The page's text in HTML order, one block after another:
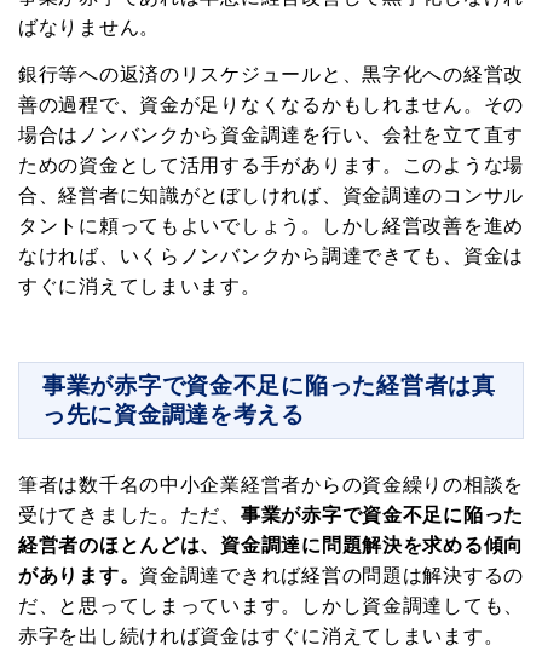
ばなりません。
銀行等への返済のリスケジュールと、黒字化への経営改
善の過程で、資金が足りなくなるかもしれません。その
場合はノンバンクから資金調達を行い、会社を立て直す
ための資金として活用する手があります。このような場
合、経営者に知識がとぼしければ、資金調達のコンサル
タントに頼ってもよいでしょう。しかし経営改善を進め
なければ、いくらノンバンクから調達できても、資金は
すぐに消えてしまいます。
事業が赤字で資金不足に陥った経営者は真
っ先に資金調達を考える
筆者は数千名の中小企業経営者からの資金繰りの相談を
受けてきました。ただ、 事業が赤字で資金不足に陥った
経営者のほとんどは、資金調達に問題解決を求める傾向
があります。 資金調達できれば経営の問題は解決するの
だ、と思ってしまっています。しかし資金調達しても、
赤字を出し続ければ資金はすぐに消えてしまいます。
中小企業の経営者向けに資金調達・資金繰り
これであなたの会社もお金に困らない!
下記から職種を選んでください